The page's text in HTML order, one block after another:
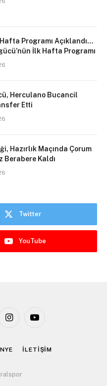
Hafta Programı Açıklandı…
İlk Hafta Programı
Herculano Bucancil
Etti
Hazırlık Maçında Çorum
Berabere Kaldı
Twitter
YouTube
InstagramYouTube
İLETİŞİM